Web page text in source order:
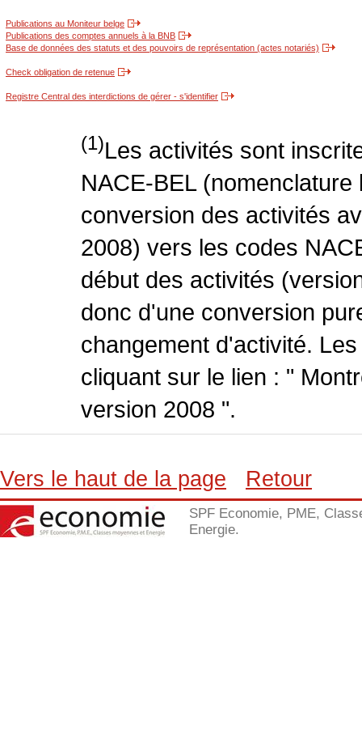
Publications au Moniteur belge
Publications des comptes annuels à la BNB
Base de données des statuts et des pouvoirs de représentation (actes notariés)
Check obligation de retenue
Registre Central des interdictions de gérer - s'identifier
(1)Les activités sont
NACE-BEL
conversion des activités
2008) vers les codes
début des activités
donc d'une conversion
changement d'activité.
cliquant sur le lien : "
version 2008 ".
Vers le haut de la page Retour
SPF Economie, PME,
Energie.